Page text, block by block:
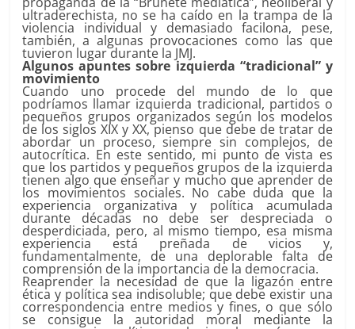
ultraderechista, no se ha caído en la trampa de la
violencia individual y demasiado facilona, pese,
también, a algunas provocaciones como las que
tuvieron lugar durante la JMJ.
Algunos apuntes sobre izquierda “tradicional” y
movimiento
Cuando uno procede del mundo de lo que
podríamos llamar izquierda tradicional, partidos o
pequeños grupos organizados según los modelos
de los siglos XIX y XX, pienso que debe de tratar de
abordar un proceso, siempre sin complejos, de
autocrítica. En este sentido, mi punto de vista es
que los partidos y pequeños grupos de la izquierda
tienen algo que enseñar y mucho que aprender de
los movimientos sociales. No cabe duda que la
experiencia organizativa y política acumulada
durante décadas no debe ser despreciada o
desperdiciada, pero, al mismo tiempo, esa misma
experiencia está preñada de vicios y,
fundamentalmente, de una deplorable falta de
comprensión de la importancia de la democracia.
Reaprender la necesidad de que la ligazón entre
ética y política sea indisoluble; que debe existir una
correspondencia entre medios y fines, o que sólo
se consigue la autoridad moral mediante la